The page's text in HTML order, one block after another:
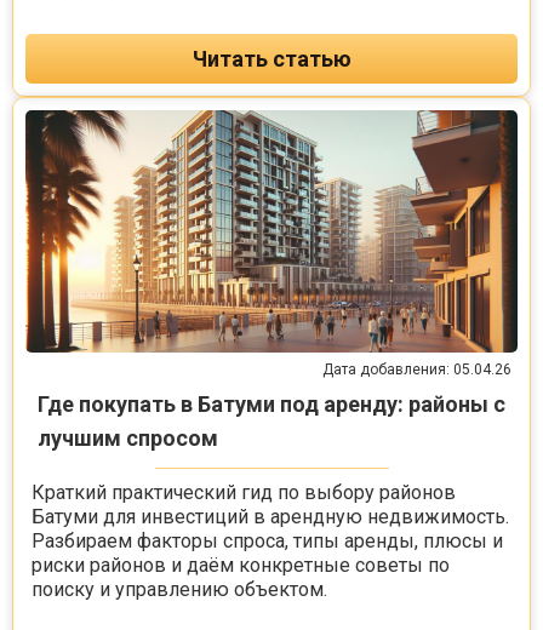
Читать статью
Дата добавления: 05.04.26
Где покупать в Батуми под аренду: районы с
лучшим спросом
Краткий практический гид по выбору районов
Батуми для инвестиций в арендную недвижимость.
Разбираем факторы спроса, типы аренды, плюсы и
риски районов и даём конкретные советы по
поиску и управлению объектом.